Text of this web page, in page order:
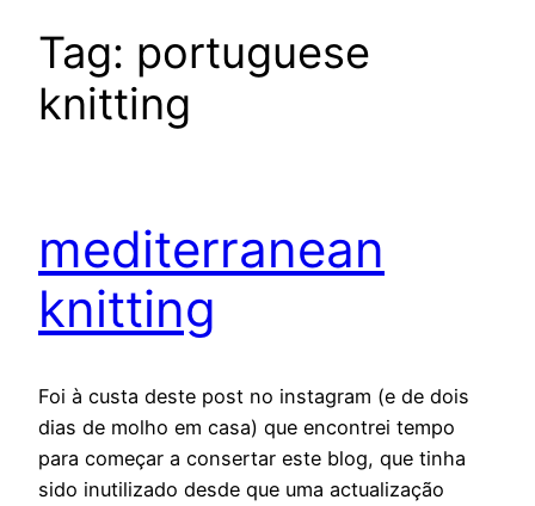
Tag: portuguese
knitting
mediterranean
knitting
Foi à custa deste post no instagram (e de dois
dias de molho em casa) que encontrei tempo
para começar a consertar este blog, que tinha
sido inutilizado desde que uma actualização